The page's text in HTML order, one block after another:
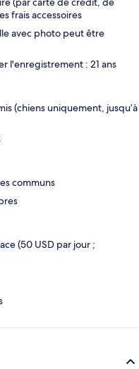
frais accessoires
avec photo peut être
l'enregistrement : 21 ans
(chiens uniquement, jusqu’à
communs
(50 USD par jour ;